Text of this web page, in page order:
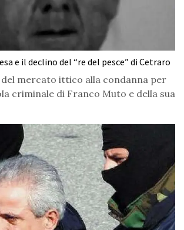
e il declino del “re del pesce” di Cetraro
mercato ittico alla condanna per
criminale di Franco Muto e della sua